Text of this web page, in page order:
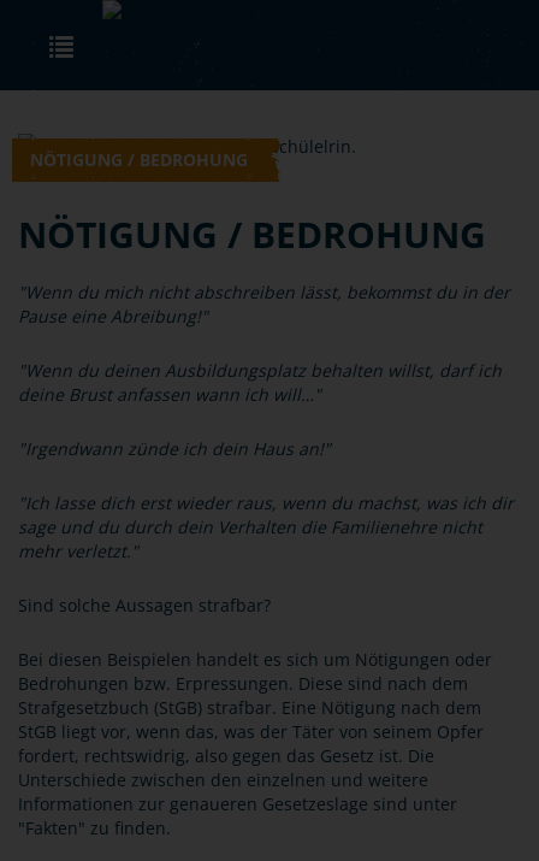
Skip to main content
NÖTIGUNG / BEDROHUNG
NÖTIGUNG / BEDROHUNG
"Wenn du mich nicht abschreiben lässt, bekommst du in der
Pause eine Abreibung!"
"Wenn du deinen Ausbildungsplatz behalten willst, darf ich
deine Brust anfassen wann ich will…"
"Irgendwann zünde ich dein Haus an!"
"Ich lasse dich erst wieder raus, wenn du machst, was ich dir
sage und du durch dein Verhalten die Familienehre nicht
mehr verletzt."
Sind solche Aussagen strafbar?
Bei diesen Beispielen handelt es sich um Nötigungen oder
Bedrohungen bzw. Erpressungen. Diese sind nach dem
Strafgesetzbuch (StGB) strafbar. Eine Nötigung nach dem
StGB liegt vor, wenn das, was der Täter von seinem Opfer
fordert, rechtswidrig, also gegen das Gesetz ist. Die
Unterschiede zwischen den einzelnen und weitere
Informationen zur genaueren Gesetzeslage sind unter
"Fakten" zu finden.